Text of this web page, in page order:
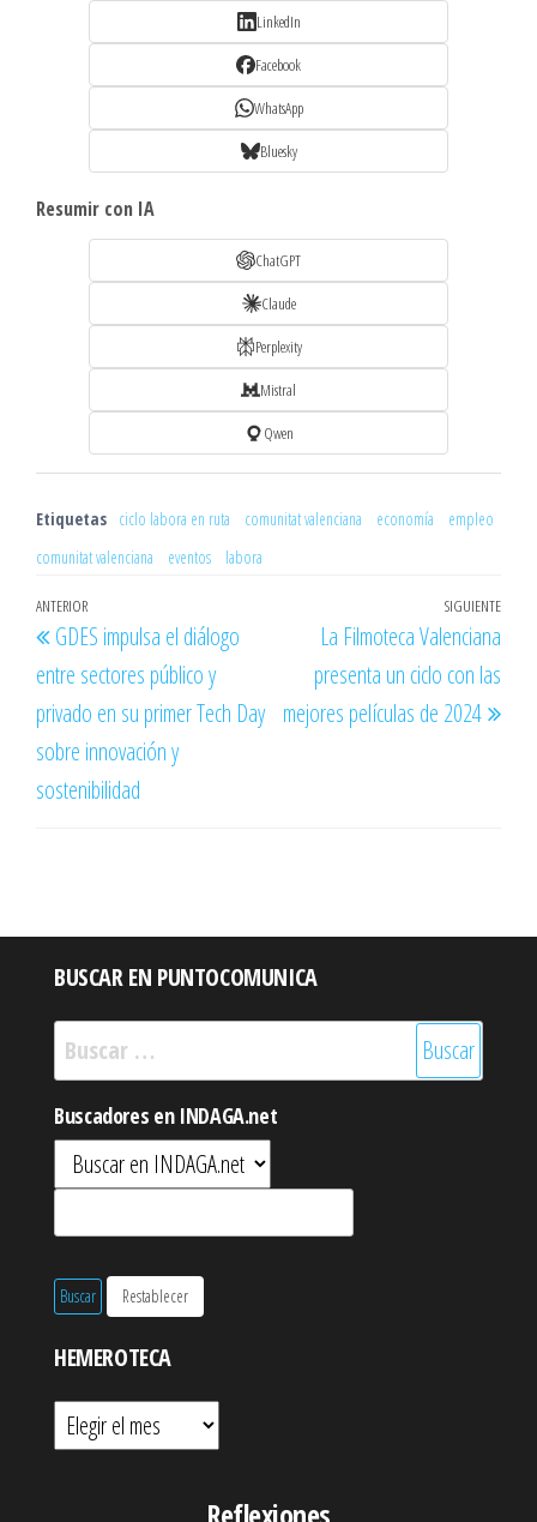
LinkedIn
Facebook
WhatsApp
Bluesky
Resumir con IA
ChatGPT
Claude
Perplexity
Mistral
Qwen
Etiquetas ciclo labora en ruta comunitat valenciana economía
empleo
comunitat valenciana
eventos labora
Navegación
de
entradas
Entrada
anterior
ANTERIOR
GDES impulsa el diálogo
entre sectores público y
privado en su primer Tech Day
sobre innovación y
sostenibilidad
SIGUIENTE
La Filmoteca Valenciana
presenta un ciclo con las
mejores películas de 2024
BUSCAR EN PUNTOCOMUNICA
Buscar:
Buscadores en INDAGA.net
HEMEROTECA
Hemeroteca